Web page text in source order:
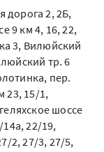
дорога 2, 2Б,
9 км 4, 16, 22,
3, Вилюйский
тр. 6
пер.
23, 15/1,
шоссе
14а, 22/19,
2, 27/3, 27/5,